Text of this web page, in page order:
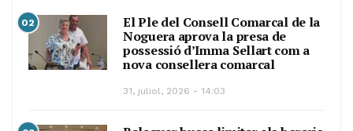
02
El Ple del Consell Comarcal de la
Noguera aprova la presa de
possessió d’Imma Sellart com a
nova consellera comarcal
31, juliol, 2026 - 14:03